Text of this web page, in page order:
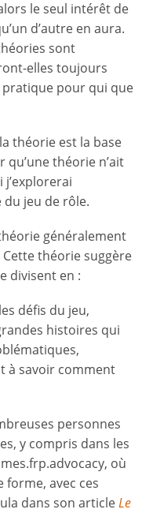
le seul intérêt de
d’autre en aura.
sont
elles toujours
pratique pour qui que
théorie est la base
qu’une théorie n’ait
jeu de rôle.
généralement
Cette théorie suggère
divisent en :
défis du jeu,
histoires qui
à savoir comment
personnes
y compris dans les
où
avec ces
dans son articleLe